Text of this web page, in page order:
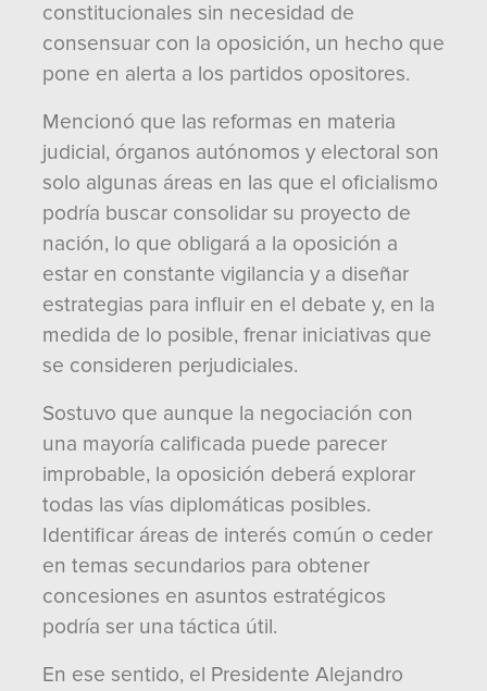
constitucionales sin necesidad de
consensuar con la oposición, un hecho que
pone en alerta a los partidos opositores.
Mencionó que las reformas en materia
judicial, órganos autónomos y electoral son
solo algunas áreas en las que el oficialismo
podría buscar consolidar su proyecto de
nación, lo que obligará a la oposición a
estar en constante vigilancia y a diseñar
estrategias para influir en el debate y, en la
medida de lo posible, frenar iniciativas que
se consideren perjudiciales.
Sostuvo que aunque la negociación con
una mayoría calificada puede parecer
improbable, la oposición deberá explorar
todas las vías diplomáticas posibles.
Identificar áreas de interés común o ceder
en temas secundarios para obtener
concesiones en asuntos estratégicos
podría ser una táctica útil.
En ese sentido, el Presidente Alejandro